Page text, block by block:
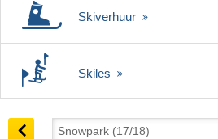
Skiverhuur
Skiles